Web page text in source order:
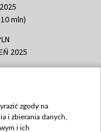
mln)
2025
350
zgody na
i zbierania danych,
i ich